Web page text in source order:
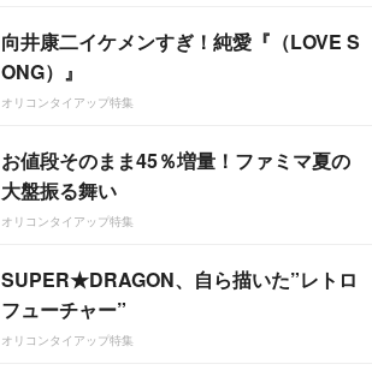
向井康二イケメンすぎ！純愛『（LOVE S
ONG）』
オリコンタイアップ特集
お値段そのまま45％増量！ファミマ夏の
大盤振る舞い
オリコンタイアップ特集
SUPER★DRAGON、自ら描いた”レトロ
フューチャー”
オリコンタイアップ特集